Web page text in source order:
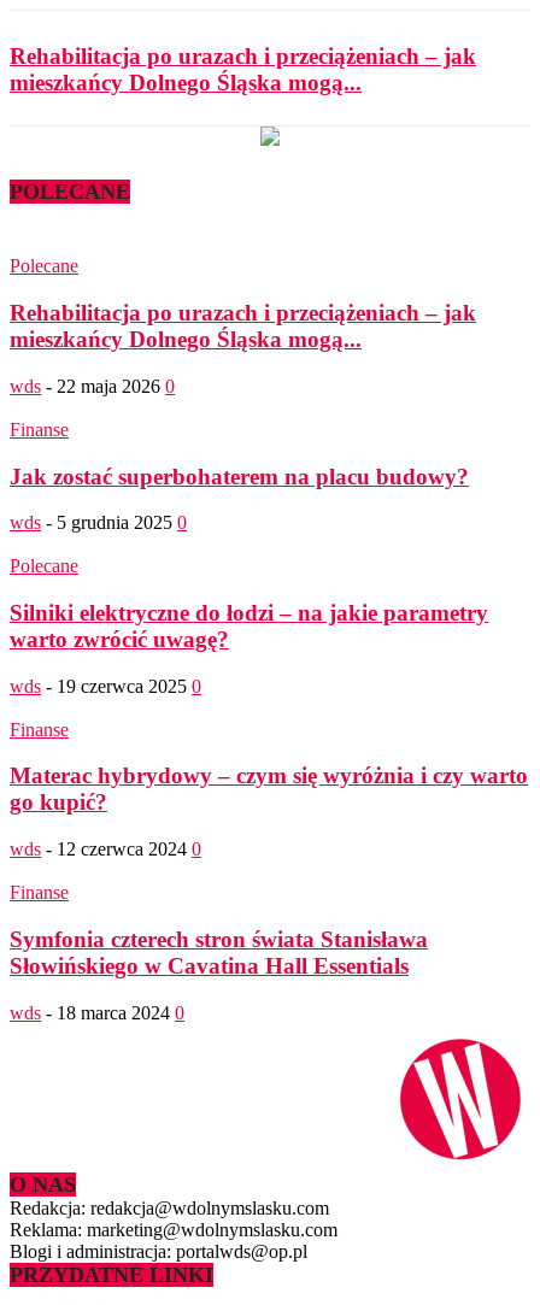
Rehabilitacja po urazach i przeciążeniach – jak
mieszkańcy Dolnego Śląska mogą...
POLECANE
Polecane
Rehabilitacja po urazach i przeciążeniach – jak
mieszkańcy Dolnego Śląska mogą...
wds - 22 maja 2026 0
Finanse
Jak zostać superbohaterem na placu budowy?
wds - 5 grudnia 2025 0
Polecane
Silniki elektryczne do łodzi – na jakie parametry
warto zwrócić uwagę?
wds - 19 czerwca 2025 0
Finanse
Materac hybrydowy – czym się wyróżnia i czy warto
go kupić?
wds - 12 czerwca 2024 0
Finanse
Symfonia czterech stron świata Stanisława
Słowińskiego w Cavatina Hall Essentials
wds - 18 marca 2024 0
O NAS
Redakcja: redakcja@wdolnymslasku.com
Reklama: marketing@wdolnymslasku.com
Blogi i administracja: portalwds@op.pl
PRZYDATNE LINKI